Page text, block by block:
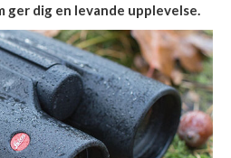
ger dig en levande upplevelse.